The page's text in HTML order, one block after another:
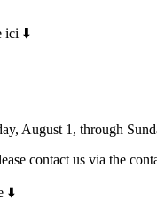
ici ⬇️
August 1, through
contact us via the
⬇️